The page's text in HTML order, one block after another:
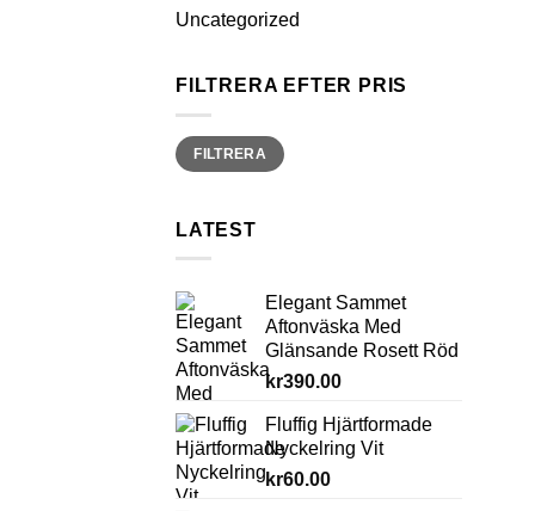
Uncategorized
FILTRERA EFTER PRIS
Min
pris
Max
prisFILTRERA
LATEST
Elegant Sammet
Aftonväska Med
Glänsande Rosett Röd
kr390.00
Fluffig Hjärtformade
Nyckelring Vit
kr60.00